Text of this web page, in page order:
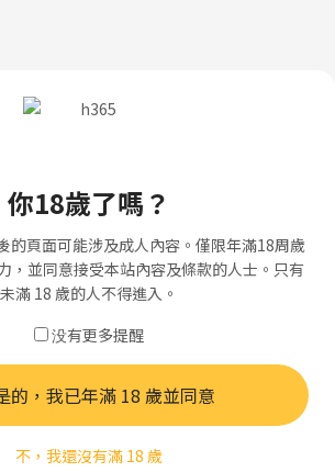
你18歲了嗎？
頁面可能涉及成人內容。僅限年滿18周歲
，並同意接受本站內容及條款的人士。只有
未滿 18 歲的人不得進入。
没有更多提醒
的，我已年滿 18 歲並同意
不，我還沒有滿 18 歲